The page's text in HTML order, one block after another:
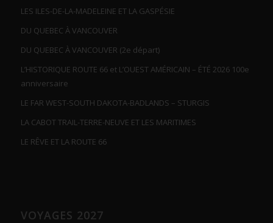
LES ILES-DE-LA-MADELEINE ET LA GASPÉSIE
DU QUEBEC À VANCOUVER
DU QUEBEC À VANCOUVER (2e départ)
L’HISTORIQUE ROUTE 66 et L’OUEST AMÉRICAIN – ÉTÉ 2026 100e
anniversaire
LE FAR WEST-SOUTH DAKOTA-BADLANDS – STURGIS
LA CABOT TRAIL-TERRE-NEUVE ET LES MARITIMES
LE RÊVE ET LA ROUTE 66
VOYAGES 2027